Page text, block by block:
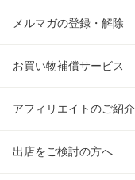
メルマガの登録・解除
お買い物補償サービス
アフィリエイトのご紹介
出店をご検討の方へ